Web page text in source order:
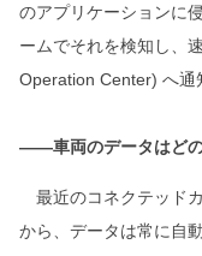
のアプリケーションに
ームでそれを検知し、
Operation Center) へ
――車両のデータはどの
最近のコネクテッド
から、データは常に自